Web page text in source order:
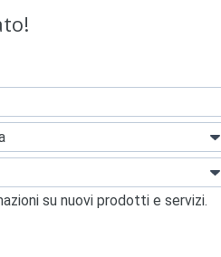
su nuovi prodotti e servizi.